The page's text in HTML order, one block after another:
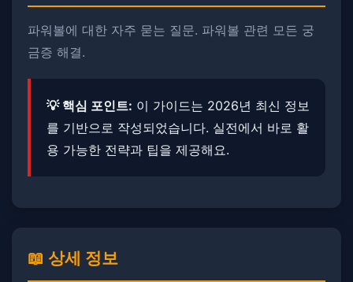
파워볼에 대한 자주 묻는 질문. ​파워볼 관련 모든 궁
금증 해결.
💡 핵심 포인트: 이 가이드는 2026년 최신 정보
를 기반으로 작성되었습니다. 실전에서 바로 활
용 가능한 전략과 팁을 제공해요.
📖 상세 정보